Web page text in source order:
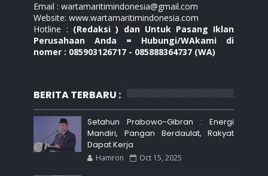
Email : wartamaritimindonesia@gmail.com
Website: www.wartamaritimindonesia.com
Hotline : (Redaksi ) dan Untuk Pasang Iklan
Perusahaan Anda = Hubungi/WAkami di
nomer : 085903126717 - 085888364737 (WA)
BERITA TERBARU :
Setahun Prabowo-Gibran : Energi
Mandiri, Pangan Berdaulat, Rakyat
Dapat Kerja
Hamron Oct 15, 2025